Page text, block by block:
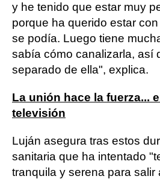
y he tenido que estar muy
porque ha querido estar
se podía. Luego tiene
sabía cómo canalizarla, así
separado de ella", explica.
La unión hace la fuerza...
televisión
Luján asegura tras estos
sanitaria que ha intentado
tranquila y serena para salir